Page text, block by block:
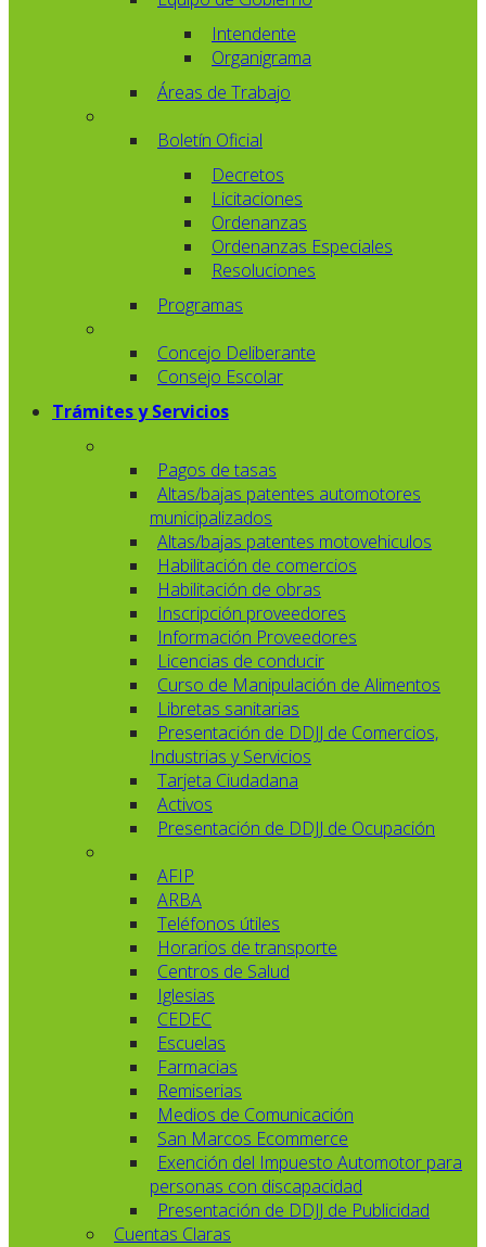
Intendente
Organigrama
Áreas de Trabajo
Boletín Oficial
Decretos
Licitaciones
Ordenanzas
Ordenanzas Especiales
Resoluciones
Programas
Concejo Deliberante
Consejo Escolar
Trámites y Servicios
Pagos de tasas
Altas/bajas patentes automotores
municipalizados
Altas/bajas patentes motovehiculos
Habilitación de comercios
Habilitación de obras
Inscripción proveedores
Información Proveedores
Licencias de conducir
Curso de Manipulación de Alimentos
Libretas sanitarias
Presentación de DDJJ de Comercios,
Industrias y Servicios
Tarjeta Ciudadana
Activos
Presentación de DDJJ de Ocupación
AFIP
ARBA
Teléfonos útiles
Horarios de transporte
Centros de Salud
Iglesias
CEDEC
Escuelas
Farmacias
Remiserias
Medios de Comunicación
San Marcos Ecommerce
Exención del Impuesto Automotor para
personas con discapacidad
Presentación de DDJJ de Publicidad
Cuentas Claras